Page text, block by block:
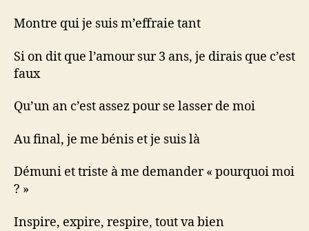
Montre qui je suis m’effraie tant
Si on dit que l’amour sur 3 ans, je dirais que c’est
faux
Qu’un an c’est assez pour se lasser de moi
Au final, je me bénis et je suis là
Démuni et triste à me demander « pourquoi moi
? »
Inspire, expire, respire, tout va bien